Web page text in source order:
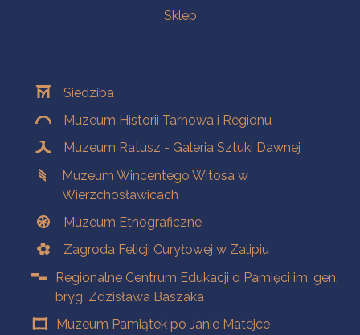
Sklep
Siedziba
Muzeum Historii Tarnowa i Regionu
Muzeum Ratusz - Galeria Sztuki Dawnej
Muzeum Wincentego Witosa w
Wierzchosławicach
Muzeum Etnograficzne
Zagroda Felicji Curyłowej w Zalipiu
Regionalne Centrum Edukacji o Pamięci im. gen.
bryg. Zdzisława Baszaka
Muzeum Pamiątek po Janie Matejce